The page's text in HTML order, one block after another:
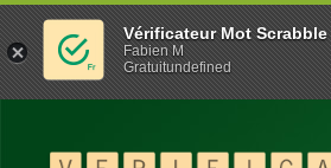
Vérificateur Mot Scrabble
Fabien M
Gratuitundefined